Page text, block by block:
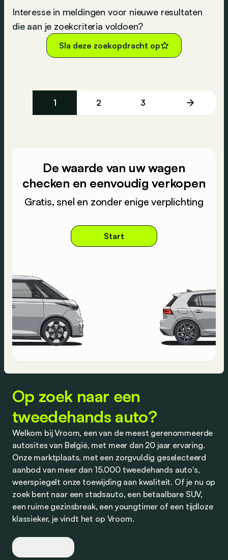
Interesse in meldingen voor nieuwe resultaten
die aan je zoekcriteria voldoen?
Sla deze zoekopdracht op
1 2 3
De waarde van uw wagen
checken en eenvoudig verkopen
Gratis, snel en zonder enige verplichting
Start
Op zoek naar een
tweedehands auto?
Welkom bij Vroom, een van de meest gerenommeerde
autosites van België, met meer dan 20 jaar ervaring.
Onze marktplaats, met een zorgvuldig geselecteerd
aanbod van meer dan 15.000 tweedehands auto's,
weerspiegelt onze toewijding aan kwaliteit. Of je nu op
zoek bent naar een stadsauto, een betaalbare SUV,
een ruime gezinsbreak, een youngtimer of een tijdloze
klassieker, je vindt het op Vroom.
Wij werken nauw samen met vertrouwde dealers en
partners om je competitieve aanbiedingen te bieden